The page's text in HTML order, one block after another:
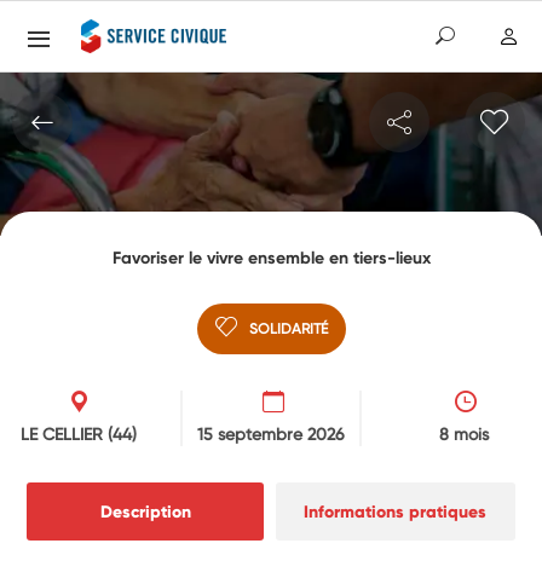
Favoriser le vivre ensemble en tiers-lieux
SOLIDARITÉ
LE CELLIER (44) 15 septembre 2026 8 mois
Description Informations pratiques